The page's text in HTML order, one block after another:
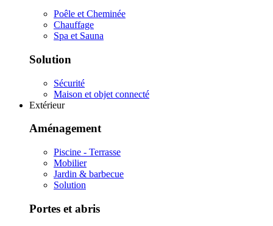
Poêle et Cheminée
Chauffage
Spa et Sauna
Solution
Sécurité
Maison et objet connecté
Extérieur
Aménagement
Piscine - Terrasse
Mobilier
Jardin & barbecue
Solution
Portes et abris